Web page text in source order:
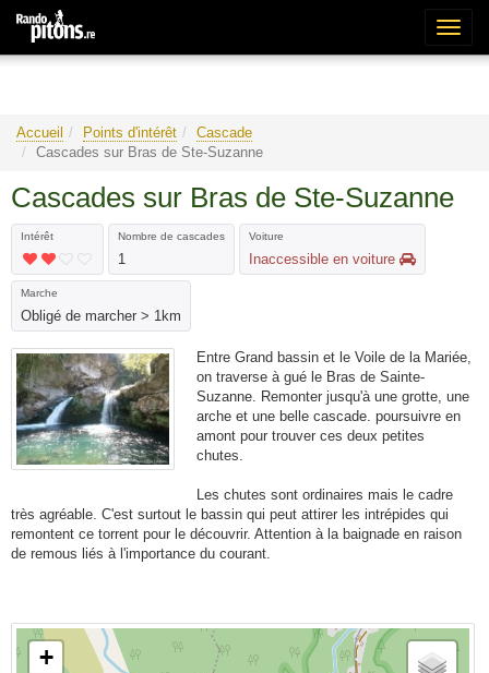
Accueil Points d'intérêt
Cascade
Cascades sur Bras de Ste-Suzanne
Cascades sur Bras de Ste-Suzanne
Intérêt Nombre de cascades
1
Voiture
Inaccessible en voiture
Marche
Obligé de marcher > 1km
Entre Grand bassin et le Voile de la Mariée,
on traverse à gué le Bras de Sainte-
Suzanne. Remonter jusqu'à une grotte, une
arche et une belle cascade. poursuivre en
amont pour trouver ces deux petites
chutes.
Les chutes sont ordinaires mais le cadre
très agréable. C'est surtout le bassin qui peut attirer les intrépides qui
remontent ce torrent pour le découvrir. Attention à la baignade en raison
de remous liés à l'importance du courant.
+